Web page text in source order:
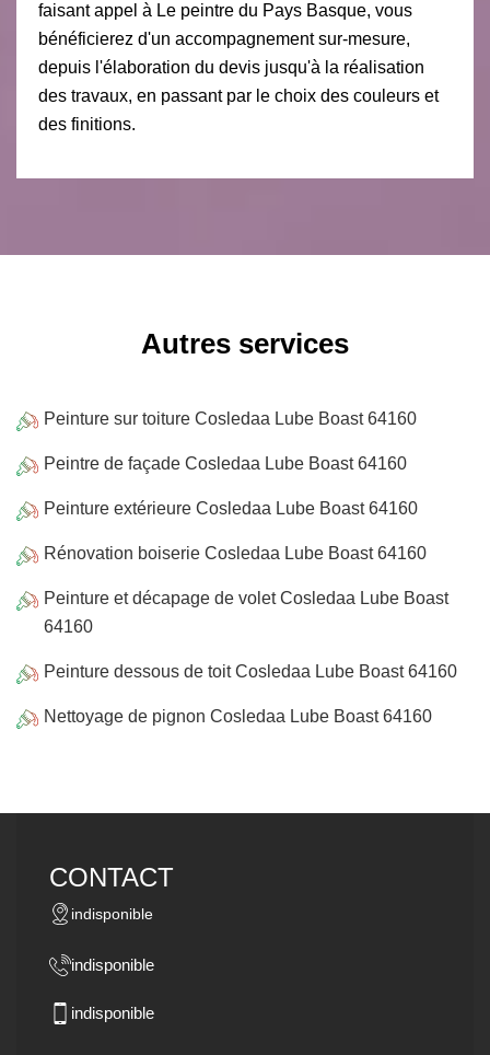
faisant appel à Le peintre du Pays Basque, vous
bénéficierez d'un accompagnement sur-mesure,
depuis l'élaboration du devis jusqu'à la réalisation
des travaux, en passant par le choix des couleurs et
des finitions.
Autres services
Peinture sur toiture Cosledaa Lube Boast 64160
Peintre de façade Cosledaa Lube Boast 64160
Peinture extérieure Cosledaa Lube Boast 64160
Rénovation boiserie Cosledaa Lube Boast 64160
Peinture et décapage de volet Cosledaa Lube Boast
64160
Peinture dessous de toit Cosledaa Lube Boast 64160
Nettoyage de pignon Cosledaa Lube Boast 64160
CONTACT
indisponible
indisponible
indisponible